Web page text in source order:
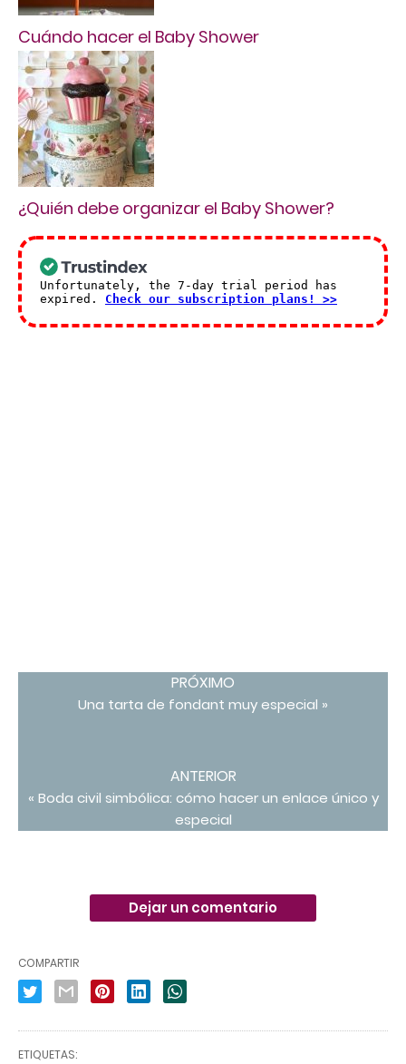
Cuándo hacer el Baby Shower
¿Quién debe organizar el Baby Shower?
PRÓXIMO
Una tarta de fondant muy especial »
ANTERIOR
« Boda civil simbólica: cómo hacer un enlace único y
especial
Dejar un comentario
COMPARTIR
ETIQUETAS: